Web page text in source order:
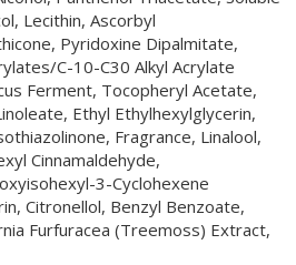
Lecithin, Ascorbyl
Pyridoxine Dipalmitate,
C-10-C30 Alkyl Acrylate
Ferment, Tocopheryl Acetate,
Ethyl Ethylhexylglycerin,
Fragrance, Linalool,
Cinnamaldehyde,
3-Cyclohexene
Citronellol, Benzyl Benzoate,
Furfuracea (Treemoss) Extract,